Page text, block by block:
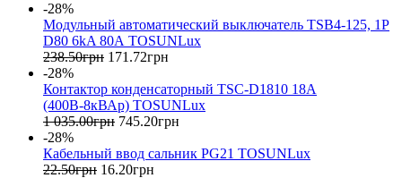
-28%
Модульный автоматический выключатель TSB4-125, 1P
D80 6kA 80А TOSUNLux
238.50грн 171 .72грн
-28%
Контактор конденсаторный TSC-D1810 18А
(400В-8кВАр) TOSUNLux
1 035.00грн 745.20грн
-28%
Кабельный ввод сальник PG21 TOSUNLux
22.50грн 16.20грн